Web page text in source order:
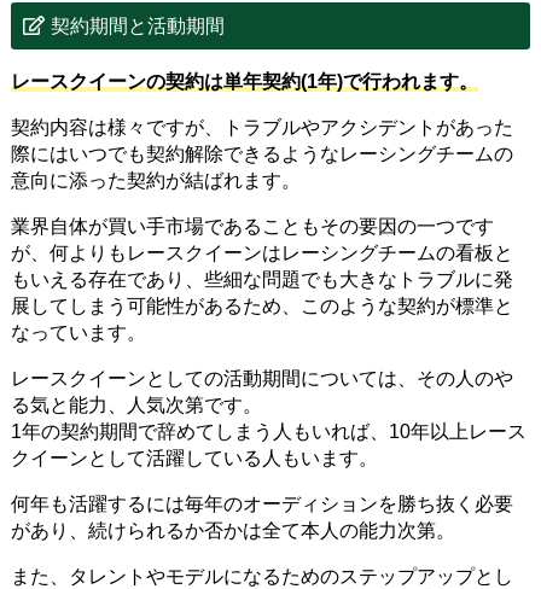
契約期間と活動期間
レースクイーンの契約は単年契約(1年)で行われます。
契約内容は様々ですが、トラブルやアクシデントがあった
際にはいつでも契約解除できるようなレーシングチームの
意向に添った契約が結ばれます。
業界自体が買い手市場であることもその要因の一つです
が、何よりもレースクイーンはレーシングチームの看板と
もいえる存在であり、些細な問題でも大きなトラブルに発
展してしまう可能性があるため、このような契約が標準と
なっています。
レースクイーンとしての活動期間については、その人のや
る気と能力、人気次第です。
1年の契約期間で辞めてしまう人もいれば、10年以上レース
クイーンとして活躍している人もいます。
何年も活躍するには毎年のオーディションを勝ち抜く必要
があり、続けられるか否かは全て本人の能力次第。
また、タレントやモデルになるためのステップアップとし